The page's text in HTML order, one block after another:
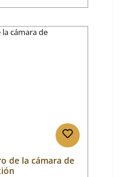
de la cámara de